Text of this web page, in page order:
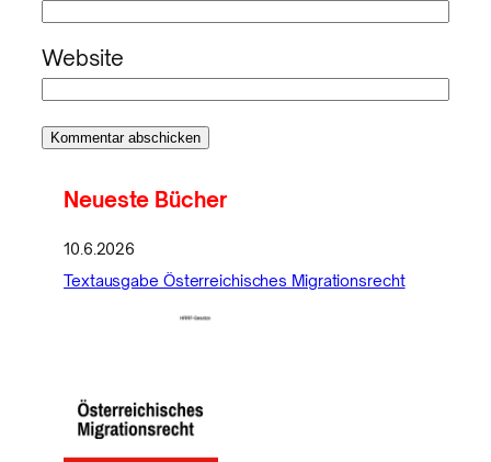
Website
Neueste Bücher
10.6.2026
Textausgabe Österreichisches Migrationsrecht